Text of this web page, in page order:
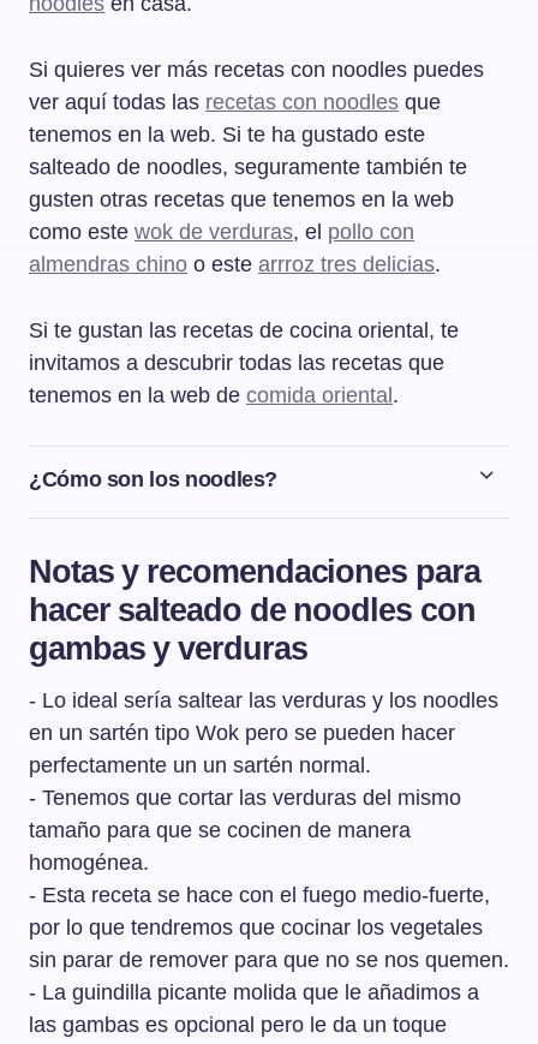
Si quieres ver más recetas con noodles puedes
ver aquí todas las recetas con noodles que
tenemos en la web. Si te ha gustado este
salteado de noodles, seguramente también te
gusten otras recetas que tenemos en la web
como este wok de verduras, el pollo con
almendras chino o este arrroz tres delicias.
Si te gustan las recetas de cocina oriental, te
invitamos a descubrir todas las recetas que
tenemos en la web de comida oriental .
¿Cómo son los noodles?
Los noodles son los típicos fideos orientales y son una
distintos tipos según de qué estén hechos, pero los más
comunes son los noodles de arroz y los noodles de trigo
y huevo. Los noodles también varían en su forma: los
hay redondos, planos, más finos, más gruesos,...
Notas y recomendaciones para
hacer salteado de noodles con
gambas y verduras
- Lo ideal sería saltear las verduras y los noodles
en un sartén tipo Wok pero se pueden hacer
perfectamente un un sartén normal.
- Tenemos que cortar las verduras del mismo
tamaño para que se cocinen de manera
homogénea.
- Esta receta se hace con el fuego medio-fuerte,
por lo que tendremos que cocinar los vegetales
sin parar de remover para que no se nos quemen.
- La guindilla picante molida que le añadimos a
las gambas es opcional pero le da un toque